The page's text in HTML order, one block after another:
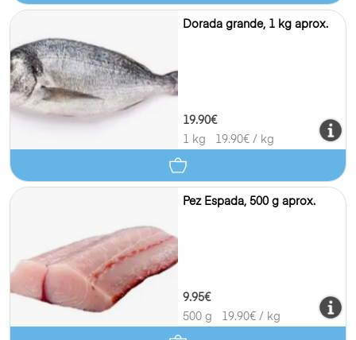
Dorada grande, 1 kg aprox.
19.90€
1 kg
19.90€ / kg
Pez Espada, 500 g aprox.
9.95€
500 g
19.90€ / kg